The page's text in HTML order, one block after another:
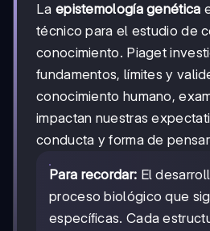
La epistemología genética
técnico para el estudio de
conocimiento. Piaget
fundamentos, límites y
conocimiento humano,
impactan nuestras
conducta y forma de
Para recordar: El
proceso biológico que
específicas. Cada